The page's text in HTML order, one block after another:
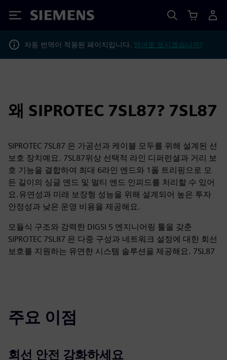
Siemens
자동 번역이 적용된 페이지입니다. 영어로 보시겠습니까?
왜 SIPROTEC 7SL87? 7SL87
SIPROTEC 7SL87 은 가공선과 케이블 모두를 위해 설계된 선
보호 장치예요. 7SL87위상 선택적 라인 디퍼런셜과 거리 보
호 기능을 결합하여 최대 6라인 엔드와 1폴 트리핑으로 모
든 길이의 싱글 엔드 및 멀티 엔드 인피드를 처리할 수 있어
요.유연성과 미래 보장형 성능을 위해 설계되어 높은 투자
안정성과 낮은 운영 비용을 제공해요.
모듈식 구조와 강력한 DIGSI 5 엔지니어링 툴을 갖춘
SIPROTEC 7SL87 은 다중 구성과 네트워크 설정에 대한 회선
보호를 지원하는 유연한 시스템 솔루션을 제공해요. 7SL87
주요 이점
회선 안전 강화하세요